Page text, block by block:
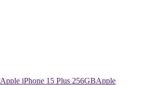
Apple iPhone 15 Plus 256GBApple